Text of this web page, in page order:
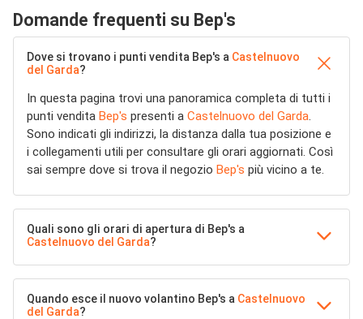
Domande frequenti su Bep's
Dove si trovano i punti vendita Bep's a Castelnuovo
del Garda?
In questa pagina trovi una panoramica completa di tutti i
punti vendita Bep's presenti a Castelnuovo del Garda.
Sono indicati gli indirizzi, la distanza dalla tua posizione e
i collegamenti utili per consultare gli orari aggiornati. Così
sai sempre dove si trova il negozio Bep's più vicino a te.
Quali sono gli orari di apertura di Bep's a
Castelnuovo del Garda?
Quando esce il nuovo volantino Bep's a Castelnuovo
del Garda?